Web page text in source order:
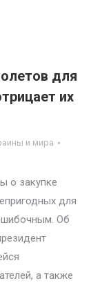
для
их
и мира
о закупке
для
Об
а также